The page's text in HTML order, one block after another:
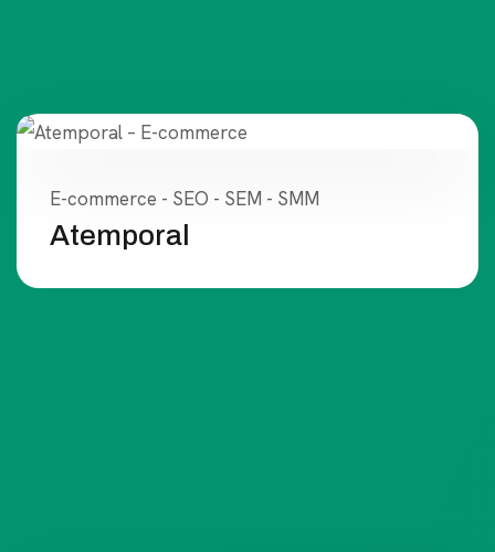
E-commerce - SEO - SEM - SMM
Atemporal